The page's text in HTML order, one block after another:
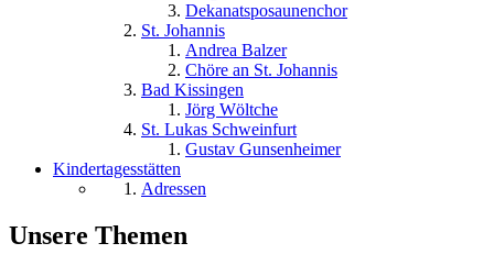
Dekanatsposaunenchor
St. Johannis
Andrea Balzer
Chöre an St. Johannis
Bad Kissingen
Jörg Wöltche
St. Lukas Schweinfurt
Gustav Gunsenheimer
Kindertagesstätten
Adressen
Unsere Themen